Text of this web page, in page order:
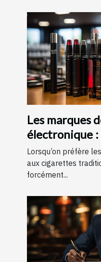
Les marques
électronique
Lorsqu’on préfère
aux cigarettes
forcément...